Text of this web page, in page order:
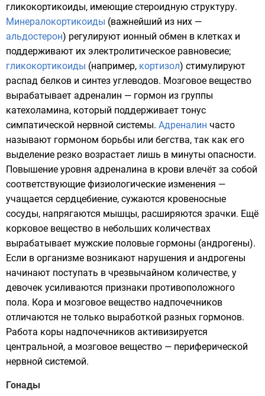
гликокортикоиды, имеющие стероидную структуру.
Минералокортикоиды (важнейший из них —
альдостерон) регулируют ионный обмен в клетках и
поддерживают их электролитическое равновесие;
гликокортикоиды (например, кортизол) стимулируют
распад белков и синтез углеводов. Мозговое вещество
вырабатывает адреналин — гормон из группы
катехоламина, который поддерживает тонус
симпатической нервной системы. Адреналин часто
называют гормоном борьбы или бегства, так как его
выделение резко возрастает лишь в минуты опасности.
Повышение уровня адреналина в крови влечёт за собой
соответствующие физиологические изменения —
учащается сердцебиение, сужаются кровеносные
сосуды, напрягаются мышцы, расширяются зрачки. Ещё
корковое вещество в небольших количествах
вырабатывает мужские половые гормоны (андрогены).
Если в организме возникают нарушения и андрогены
начинают поступать в чрезвычайном количестве, у
девочек усиливаются признаки противоположного
пола. Кора и мозговое вещество надпочечников
отличаются не только выработкой разных гормонов.
Работа коры надпочечников активизируется
центральной, а мозговое вещество — периферической
нервной системой.
Гонады